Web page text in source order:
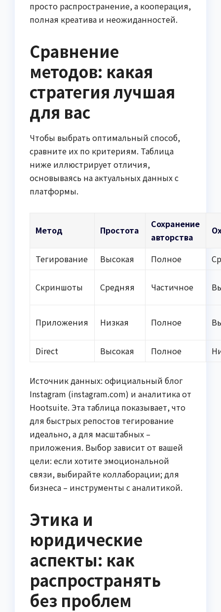
просто распространение, а кооперация,
полная креатива и неожиданностей.
Сравнение
методов: какая
стратегия лучшая
для вас
Чтобы выбрать оптимальный способ,
сравните их по критериям. Таблица
ниже иллюстрирует отличия,
основываясь на актуальных данных с
платформы.
Метод Простота
Сохранение
авторства
Тегирование Высокая Полное
Скриншоты Средняя Частичное
Приложения Низкая Полное
Direct Высокая Полное
Источник данных: официальный блог
Instagram (instagram.com) и аналитика от
Hootsuite. Эта таблица показывает, что
для быстрых репостов тегирование
идеально, а для масштабных –
приложения. Выбор зависит от вашей
цели: если хотите эмоциональной
связи, выбирайте коллаборации; для
бизнеса – инструменты с аналитикой.
Этика и
юридические
аспекты: как
распространять
без проблем